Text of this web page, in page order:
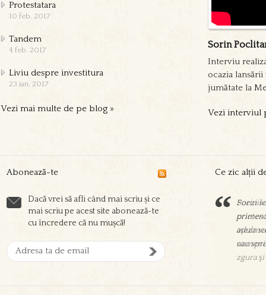
Protestatara
10 feb. 2017
Tandem
4 feb. 2017
Liviu despre investitura
23 ian. 2017
Vezi mai multe de pe blog »
Sorin
Interviu
ocazia
jumătate la
Vezi interviul
Abonează-te
Dacă vrei să afli când mai scriu și ce
mai scriu pe acest site abonează-te
cu încredere că nu mușcă!
Ce zic alții
Sorin
aşeza
zgura